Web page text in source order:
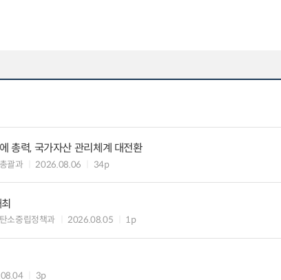
총력, 국가자산 관리체계 대전환
괄과 2026.08.06 34p
소중립정책과 2026.08.05 1p
3p